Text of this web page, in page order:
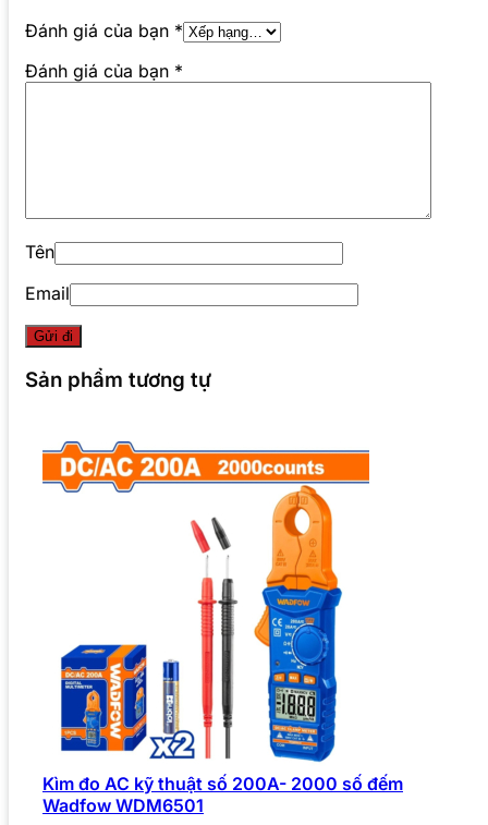
Đánh giá của bạn *
Đánh giá của bạn *
Tên
Email
Sản phẩm tương tự
Kìm đo AC kỹ thuật số 200A- 2000 số đếm
Wadfow WDM6501